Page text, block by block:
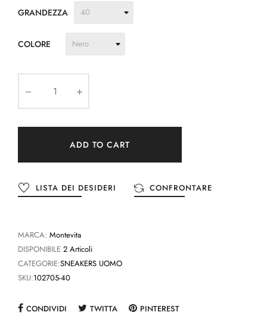
GRANDEZZA
COLORE
ADD TO CART
LISTA DEI DESIDERI CONFRONTARE
MARCA: Montevita
DISPONIBILE 2 Articoli
CATEGORIE:SNEAKERS UOMO
SKU:102705-40
CONDIVIDI TWITTA PINTEREST